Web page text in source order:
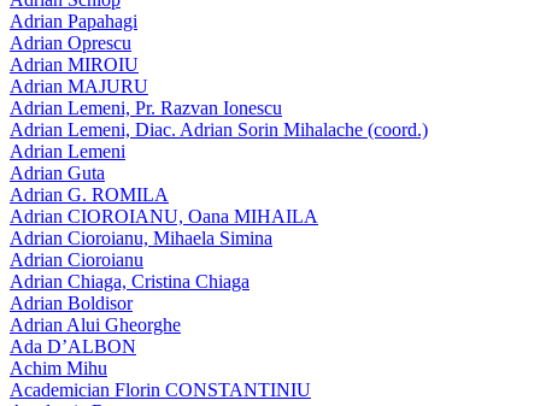
Adrian Papahagi
Adrian Oprescu
Adrian MIROIU
Adrian MAJURU
Adrian Lemeni, Pr. Razvan Ionescu
Adrian Lemeni, Diac. Adrian Sorin Mihalache (coord.)
Adrian Lemeni
Adrian Guta
Adrian G. ROMILA
Adrian CIOROIANU, Oana MIHAILA
Adrian Cioroianu, Mihaela Simina
Adrian Cioroianu
Adrian Chiaga, Cristina Chiaga
Adrian Boldisor
Adrian Alui Gheorghe
Ada D’ALBON
Achim Mihu
Academician Florin CONSTANTINIU